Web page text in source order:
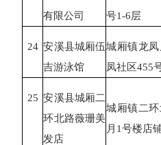
有限公司
号1-6层
24 安溪县城厢伍
吉游泳馆
城厢镇龙
凤社区455
25 安溪县城厢二
环北路薇珊美
发店
城厢镇二
月 1号楼店